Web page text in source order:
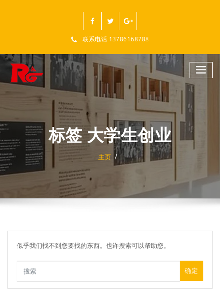
联系电话 13786168788
标签 大学生创业
主页
似乎我们找不到您要找的东西。也许搜索可以帮助您。
确定